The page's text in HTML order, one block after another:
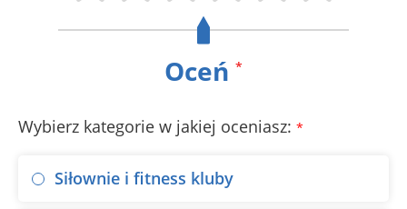
Oceń *
Wybierz kategorie w jakiej oceniasz: *
Siłownie i fitness kluby